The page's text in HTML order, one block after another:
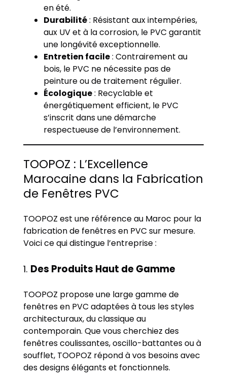
en été.
Durabilité: Résistant aux intempéries,
aux UV et à la corrosion, le PVC garantit
une longévité exceptionnelle.
Entretien facile: Contrairement au
bois, le PVC ne nécessite pas de
peinture ou de traitement régulier.
Écologique: Recyclable et
énergétiquement efficient, le PVC
s’inscrit dans une démarche
respectueuse de l’environnement.
TOOPOZ : L’Excellence
Marocaine dans la Fabrication
de Fenêtres PVC
TOOPOZ est une référence au Maroc pour la
fabrication de fenêtres en PVC sur mesure.
Voici ce qui distingue l’entreprise :
1. Des Produits Haut de Gamme
TOOPOZ propose une large gamme de
fenêtres en PVC adaptées à tous les styles
architecturaux, du classique au
contemporain. Que vous cherchiez des
fenêtres coulissantes, oscillo-battantes ou à
soufflet, TOOPOZ répond à vos besoins avec
des designs élégants et fonctionnels.